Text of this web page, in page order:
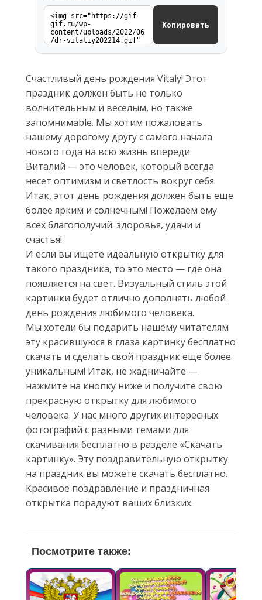
Копировать
Счастливый день рождения Vitaly! Этот
праздник должен быть не только
волнительным и веселым, но также
запомнимable. Мы хотим пожаловать
нашему дорогому другу с самого начала
нового года на всю жизнь впереди.
Виталий — это человек, который всегда
несет оптимизм и светлость вокруг себя.
Итак, этот день рождения должен быть еще
более ярким и солнечным! Пожелаем ему
всех благополучий: здоровья, удачи и
счастья!
И если вы ищете идеальную открытку для
такого праздника, то это место — где она
появляется на свет. Визуальный стиль этой
картинки будет отлично дополнять любой
день рождения любимого человека.
Мы хотели бы подарить нашему читателям
эту красившуюся в глаза картинку бесплатно
скачать и сделать свой праздник еще более
уникальным! Итак, не жадничайте —
нажмите на кнопку ниже и получите свою
прекрасную открытку для любимого
человека. У нас много других интересных
фотографий с разными темами для
скачивания бесплатно в разделе «Скачать
картинку». Эту поздравительную открытку
на праздник вы можете скачать бесплатно.
Красивое поздравление и праздничная
открытка порадуют ваших близких.
Посмотрите также: